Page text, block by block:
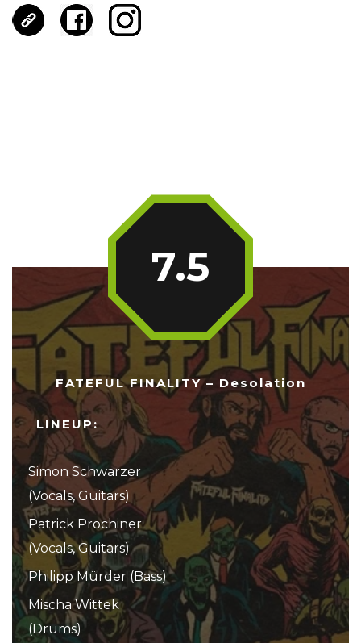
FATEFUL FINALITY – Desolation
LINEUP:
Simon Schwarzer
(Vocals, Guitars)
Patrick Prochiner
(Vocals, Guitars)
Philipp Mürder (Bass)
Mischa Wittek
(Drums)
7.5